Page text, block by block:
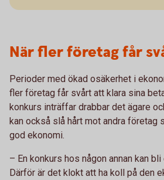
När fler företag får
Perioder med ökad osäkerhet i
fler företag får svårt att klara sina
konkurs inträffar drabbar det ägare
kan också slå hårt mot andra företag
god ekonomi.
– En konkurs hos någon annan kan
Därför är det klokt att ha koll på den